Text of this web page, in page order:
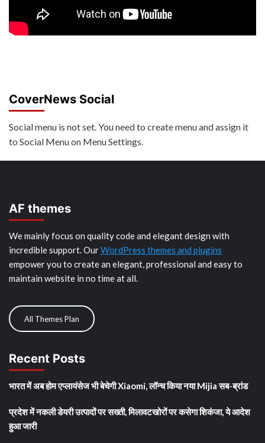
CoverNews Social
Social menu is not set. You need to create menu and assign it
to Social Menu on Menu Settings.
AF themes
We mainly focus on quality code and elegant design with
incredible support. OurWordPress themes and plugins
empower you to create an elegant, professional and easy to
maintain website in no time at all.
All Themes Plan
Recent Posts
भारत में अब होम एप्लायंसेज भी बेचेगी Xiaomi, लॉन्च किया नया Mijia सब-ब्रांड
प्रदेश में नकली डेयरी उत्पादों पर सख्ती, मिलावटखोरों पर कसेगा शिकंजा, ये आदेश
हुआ जारी